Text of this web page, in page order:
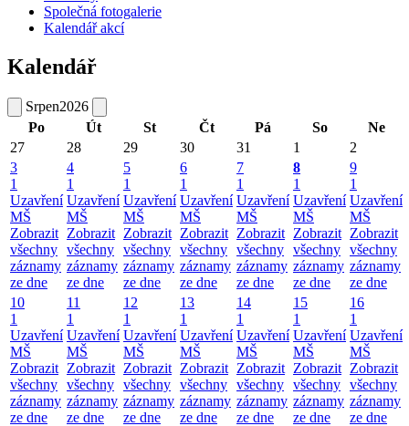
Společná fotogalerie
Kalendář akcí
Kalendář
Srpen2026
Po
Út St Čt Pá So
Ne
27
28 29 30 31 1
2
3
1
Uzavření
MŠ
Zobrazit
všechny
záznamy
ze dne
4
1
Uzavření
MŠ
Zobrazit
všechny
záznamy
ze dne
5
1
Uzavření
MŠ
Zobrazit
všechny
záznamy
ze dne
6
1
Uzavření
MŠ
Zobrazit
všechny
záznamy
ze dne
7
1
Uzavření
MŠ
Zobrazit
všechny
záznamy
ze dne
8
1
Uzavření
MŠ
Zobrazit
všechny
záznamy
ze dne
9
1
Uzavření
MŠ
Zobrazit
všechny
záznamy
ze dne
10
1
Uzavření
MŠ
Zobrazit
všechny
záznamy
ze dne
11
1
Uzavření
MŠ
Zobrazit
všechny
záznamy
ze dne
12
1
Uzavření
MŠ
Zobrazit
všechny
záznamy
ze dne
13
1
Uzavření
MŠ
Zobrazit
všechny
záznamy
ze dne
14
1
Uzavření
MŠ
Zobrazit
všechny
záznamy
ze dne
15
1
Uzavření
MŠ
Zobrazit
všechny
záznamy
ze dne
16
1
Uzavření
MŠ
Zobrazit
všechny
záznamy
ze dne